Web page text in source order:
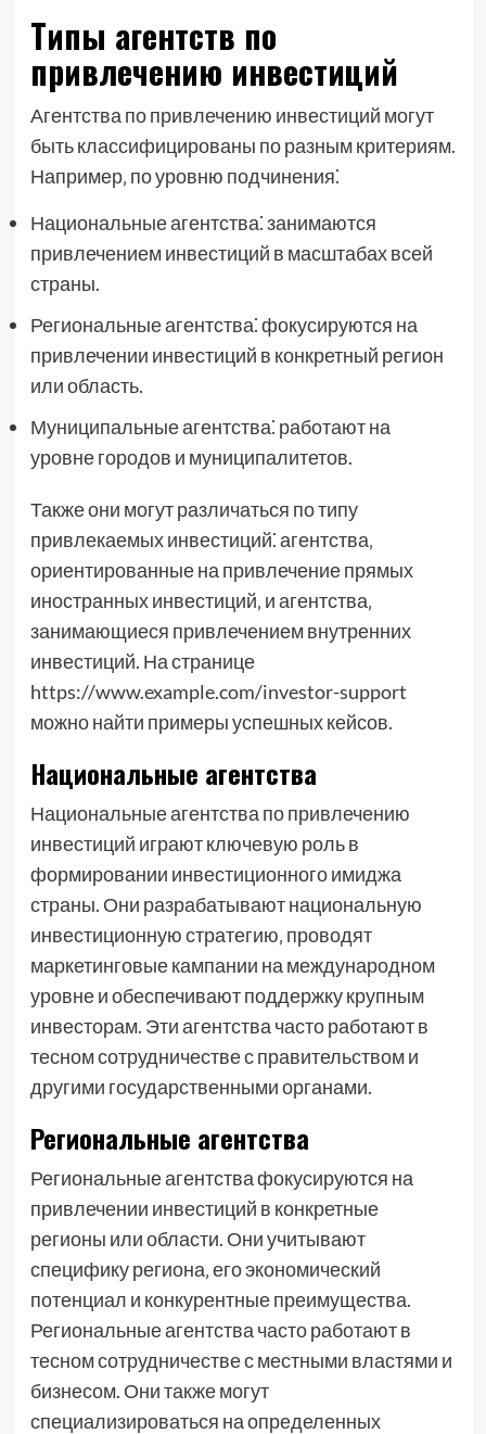
Типы агентств по
привлечению инвестиций
Агентства по привлечению инвестиций могут
быть классифицированы по разным критериям.
Например‚ по уровню подчинения⁚
Национальные агентства⁚ занимаются
привлечением инвестиций в масштабах всей
страны.
Региональные агентства⁚ фокусируются на
привлечении инвестиций в конкретный регион
или область.
Муниципальные агентства⁚ работают на
уровне городов и муниципалитетов.
Также они могут различаться по типу
привлекаемых инвестиций⁚ агентства‚
ориентированные на привлечение прямых
иностранных инвестиций‚ и агентства‚
занимающиеся привлечением внутренних
инвестиций. На странице
https://www.example.com/investor-support
можно найти примеры успешных кейсов.
Национальные агентства
Национальные агентства по привлечению
инвестиций играют ключевую роль в
формировании инвестиционного имиджа
страны. Они разрабатывают национальную
инвестиционную стратегию‚ проводят
маркетинговые кампании на международном
уровне и обеспечивают поддержку крупным
инвесторам. Эти агентства часто работают в
тесном сотрудничестве с правительством и
другими государственными органами.
Региональные агентства
Региональные агентства фокусируются на
привлечении инвестиций в конкретные
регионы или области. Они учитывают
специфику региона‚ его экономический
потенциал и конкурентные преимущества.
Региональные агентства часто работают в
тесном сотрудничестве с местными властями и
бизнесом. Они также могут
специализироваться на определенных